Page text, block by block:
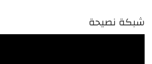
شبكة نصيحة